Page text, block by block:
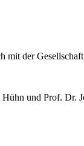
mit der Gesellschaft